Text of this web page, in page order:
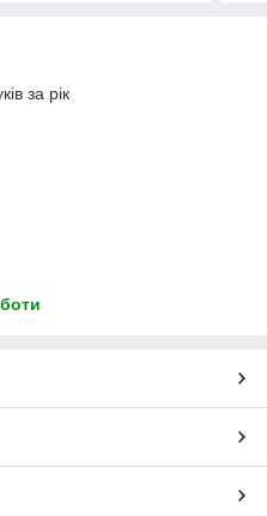
за рік